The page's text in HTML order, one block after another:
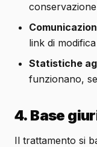
link di
Statistiche
funzionano,
4. Base
Il trattamento si